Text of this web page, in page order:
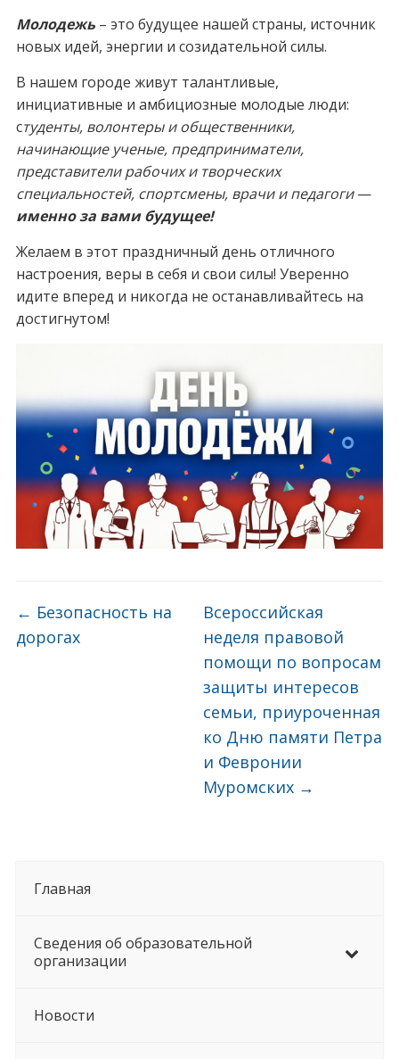
Главная
Сведения об образовательной
организации
Новости
Молодежь– это будущее нашей страны, источник
новых идей, энергии и созидательной силы.
В нашем городе живут талантливые,
инициативные и амбициозные молодые люди:
студенты, волонтеры и общественники,
начинающие ученые, предприниматели,
представители рабочих и творческих
специальностей, спортсмены, врачи и педагоги—
именно за вами будущее!
Желаем в этот праздничный день отличного
настроения, веры в себя и свои силы! Уверенно
идите вперед и никогда не останавливайтесь на
достигнутом!
← Безопасность на
дорогах
Всероссийская
неделя правовой
помощи по вопросам
защиты интересов
семьи, приуроченная
ко Дню памяти Петра
и Февронии
Муромских →